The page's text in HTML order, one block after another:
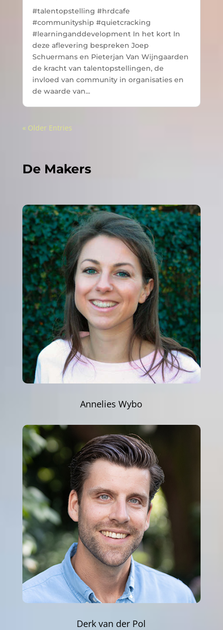
#talentopstelling #hrdcafe
#communityship #quietcracking
#learninganddevelopment In het kort In
deze aflevering bespreken Joep
Schuermans en Pieterjan Van Wijngaarden
de kracht van talentopstellingen, de
invloed van community in organisaties en
de waarde van...
« Older Entries
De Makers
Annelies Wybo
Derk van der Pol